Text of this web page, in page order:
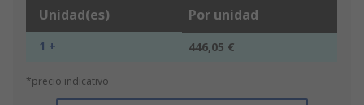
Unidad(es) Por unidad
1 + 446,05 €
*precio indicativo